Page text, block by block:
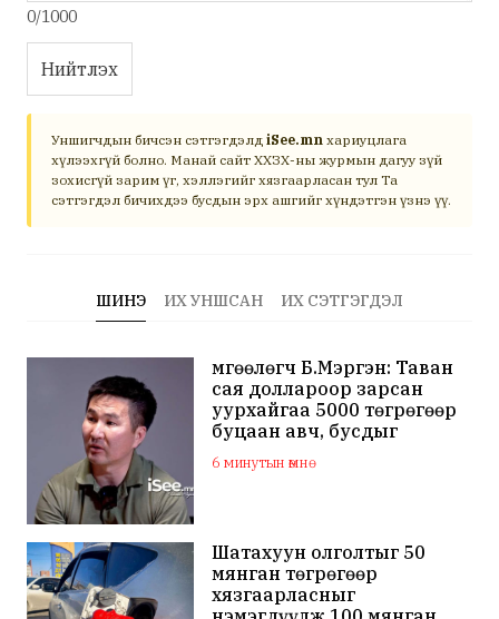
0/1000
Нийтлэх
Уншигчдын бичсэн сэтгэгдэлд iSee.mn хариуцлага
хүлээхгүй болно. Манай сайт ХХЗХ-ны журмын дагуу зүй
зохисгүй зарим үг, хэллэгийг хязгаарласан тул Та
сэтгэгдэл бичихдээ бусдын эрх ашгийг хүндэтгэн үзнэ үү.
ШИНЭ ИХ УНШСАН ИХ СЭТГЭГДЭЛ
Өмгөөлөгч Б.Мэргэн: Таван
сая доллароор зарсан
уурхайгаа 5000 төгрөгөөр
буцаан авч, бусдыг
залилсан Ө.Ганзоригийн
өмгөөлөгч ёс зүйгүйгээр
6 минутын өмнө
Шатахуун олголтыг 50
мянган төгрөгөөр
хязгаарласныг